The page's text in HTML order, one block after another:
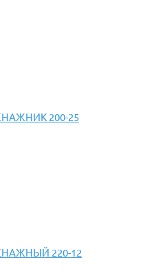
200-25
220-12